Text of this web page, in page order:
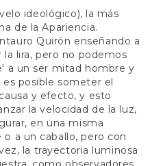
ideológico), la más
de la Apariencia.
Quirón enseñando a
lira, pero no podemos
a un ser mitad hombre y
posible someter el
y efecto, y esto
la velocidad de la luz,
en una misma
a un caballo, pero con
la trayectoria luminosa